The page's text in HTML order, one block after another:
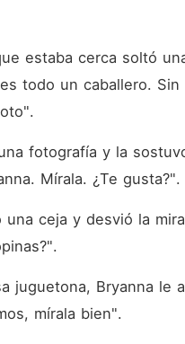
estaba cerca soltó
todo un caballero. Sin
fotografía y la
Mírala. ¿Te gusta?".
una ceja y desvió la
juguetona, Bryanna le
mírala bien".